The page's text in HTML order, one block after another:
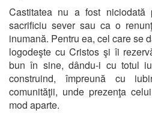
Castitatea nu a fost
sacrificiu sever sau ca o
inumană. Pentru ea, cel care se
logodeşte cu Cristos şi îi
bun în sine, dându-i cu totul
construind, împreună cu
comunităţii, unde prezenţa
mod aparte.